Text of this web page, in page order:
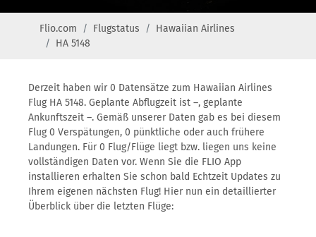
Flio.com Flugstatus
Hawaiian Airlines
HA 5148
Derzeit haben wir 0 Datensätze zum Hawaiian Airlines
Flug HA 5148. Geplante Abflugzeit ist –, geplante
Ankunftszeit –. Gemäß unserer Daten gab es bei diesem
Flug 0 Verspätungen, 0 pünktliche oder auch frühere
Landungen. Für 0 Flug/Flüge liegt bzw. liegen uns keine
vollständigen Daten vor. Wenn Sie die FLIO App
installieren erhalten Sie schon bald Echtzeit Updates zu
Ihrem eigenen nächsten Flug! Hier nun ein detaillierter
Überblick über die letzten Flüge: